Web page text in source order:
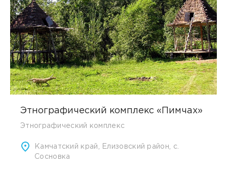
Этнографический комплекс «Пимчах»
Этнографический комплекс
Камчатский край, Елизовский район, с.
Сосновка